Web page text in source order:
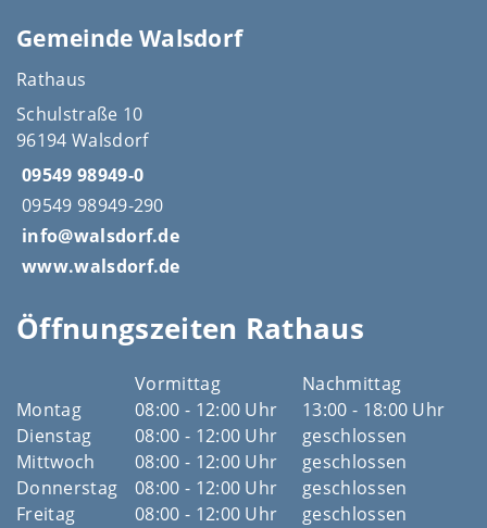
Gemeinde Walsdorf
Rathaus
Schulstraße 10
96194 Walsdorf
09549 98949-0
09549 98949-290
info@walsdorf.de
www.walsdorf.de
Öffnungszeiten Rathaus
Vormittag
Nachmittag
Montag
08:00 - 12:00 Uhr
13:00 - 18:00 Uhr
Dienstag
08:00 - 12:00 Uhr
geschlossen
Mittwoch
08:00 - 12:00 Uhr
geschlossen
Donnerstag
08:00 - 12:00 Uhr
geschlossen
Freitag
08:00 - 12:00 Uhr
geschlossen